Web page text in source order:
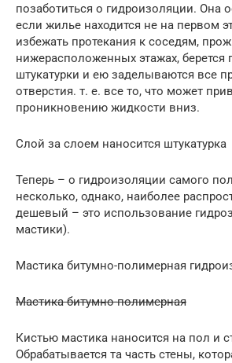
позаботиться о гидроизоляции. Она
если жилье находится не на первом
избежать протекания к соседям,
нижерасположенных этажах, берется
штукатурки и ею заделываются все
отверстия. т. е. все то, что может
проникновению жидкости вниз.
Слой за слоем наносится штукатурка
Теперь – о гидроизоляции самого
несколько, однако, наиболее
дешевый – это использование
мастики).
Мастика битумно-полимерная
Мастика битумно-полимерная
Кистью мастика наносится на пол и
Обрабатывается та часть стены,